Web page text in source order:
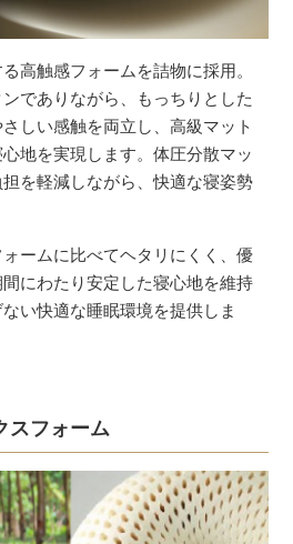
高触感フォームを詰物に採用。
でありながら、もっちりとした
しい感触を両立し、高級マット
地を実現します。体圧分散マッ
を軽減しながら、快適な寝姿勢
ームに比べてヘタリにくく、優
にわたり安定した寝心地を維持
い快適な睡眠環境を提供しま
スフォーム